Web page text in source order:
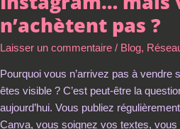
n’achètent pas ?
Laisser un commentaire / Blog,
Pourquoi vous n’arrivez pas à vendre
êtes visible ? C’est peut-être la
aujourd’hui. Vous publiez
Canva, vous soignez vos textes,